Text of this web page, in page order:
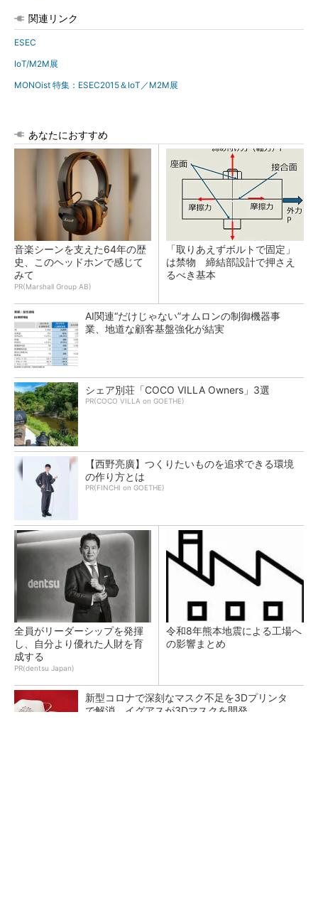
関連リンク
ESEC
IoT/M2M展
MONOist 特集：ESEC2015＆IoT／M2M展
あなたにおすすめ
音楽シーンを支えた64年の歴
史、このヘッドホンで感じて
みて
PR(Marshall Group AB)
「取りあえずボルトで固定」
は禁物 締結部設計で押さえ
るべき基本
AI関連“だけじゃない”オムロンの制御機器事
業、地道な顧客基盤強化が結実
シェア別荘「COCO VILLA Owners」3選
PR(COCO VILLA on GOETHE)
【西野亮廣】つくりたいものを追求できる環境
の作り方とは
PR(FINCHI on GOETHE)
全員がリーダーシップを発揮
し、自分より優れた人財を育
成する
PR(dentsu Japan)
令和8年熊本地震による工場へ
の影響まとめ
新型コロナで深刻なマスク不足を3Dプリンタ
で解消、イグアスが3Dマスクを開発